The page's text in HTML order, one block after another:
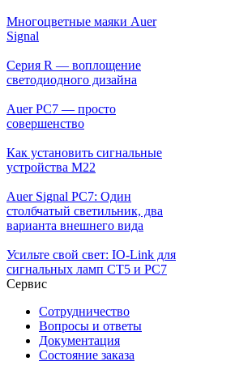
Многоцветные маяки Auer
Signal
Серия R — воплощение
светодиодного дизайна
Auer PC7 — просто
совершенство
Как установить сигнальные
устройства М22
Auer Signal PC7: Один
столбчатый светильник, два
варианта внешнего вида
Усильте свой свет: IO-Link для
сигнальных ламп CT5 и PC7
Сервис
Сотрудничество
Вопросы и ответы
Документация
Состояние заказа